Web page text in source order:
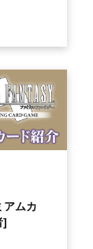
アムカ
]